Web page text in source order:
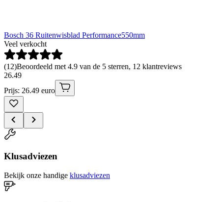
Bosch 36 Ruitenwisblad Performance550mm
Veel verkocht
(12)Beoordeeld met 4.9 van de 5 sterren, 12 klantreviews
26.49
Prijs: 26.49 euro
Klusadviezen
Bekijk onze handige klusadviezen